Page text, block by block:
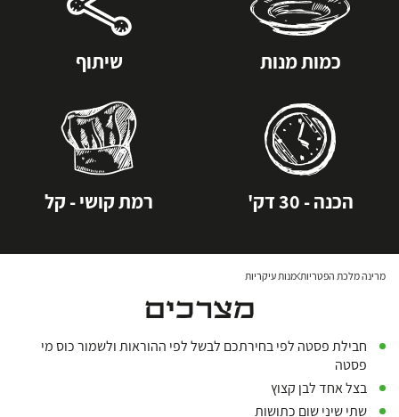
הכנה - 30 דק' רמת קושי - קל
כמות מנות שיתוף
מרינה מלכת הפטריות מנות עיקריות
מצרכים
‏חבילת פסטה לפי בחירתכם לבשל לפי ההוראות ולשמור כוס מי
פסטה
‏בצל אחד לבן קצוץ
‏שתי שיני שום כתושות